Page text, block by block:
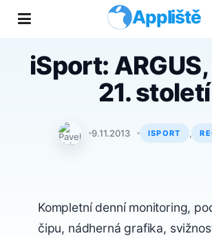
Appliště
iSport:
21. století
Pavel Vejnar
9.11.2013 ISPORT ,
Kompletní denní monitoring,
čipu, nádherná grafika,